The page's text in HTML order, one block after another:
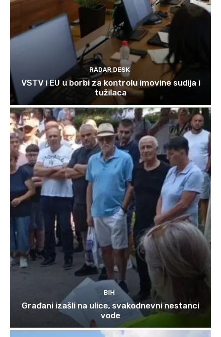
RADAR DESK
VSTV i EU u borbi za kontrolu imovine sudija i
tužilaca
BIH
Građani izašli na ulice, svakodnevni nestanci
vode